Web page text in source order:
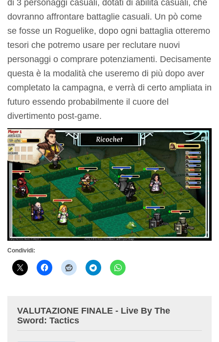
di 3 personaggi casuali, dotati di abilità casuali, che
dovranno affrontare battaglie casuali. Un pò come
se fosse un Roguelike, dopo ogni battaglia otteremo
tesori che potremo usare per reclutare nuovi
personaggi o comprare potenziamenti. Decisamente
questa è la modalità che useremo di più dopo aver
completato la campagna, e verrà di certo ampliata in
futuro essendo probabilmente il cuore del
divertimento post-game.
Condividi:
VALUTAZIONE FINALE - Live By The
Sword: Tactics